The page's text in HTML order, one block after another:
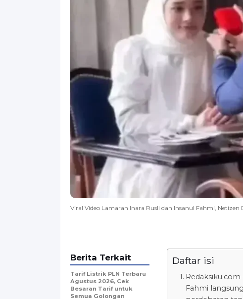
Viral Video Lamaran Inara Rusli dan Insanul Fahmi, Netizen
Daftar isi
Fahmi
Berita Terkait
Tarif Listrik PLN Terbaru
Agustus 2026, Cek
Besaran Tarif untuk
Semua Golongan